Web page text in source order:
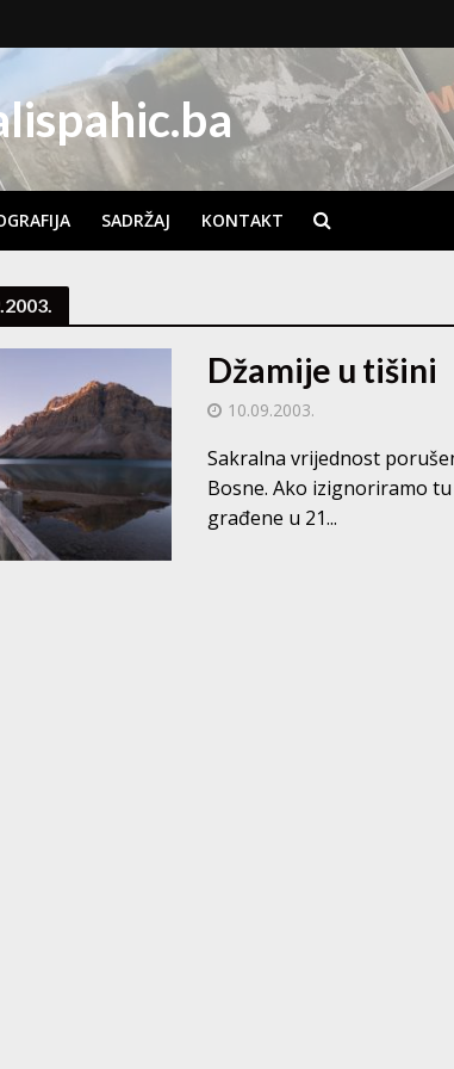
SADRŽAJ KONTAKT
Džamije u tišini
10.09.2003.
Sakralna vrijednost
Bosne. Ako izignoriramo
građene u 21...